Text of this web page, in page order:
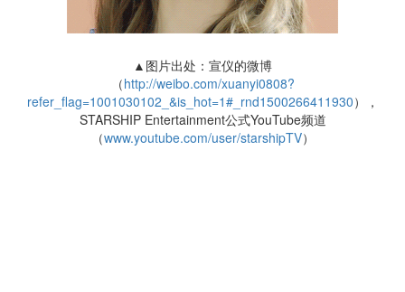
▲图片出处：宣仪的微博
（http://weibo.com/xuanyi0808?
refer_flag=1001030102_&is_hot=1#_rnd1500266411930），
STARSHIP Entertainment公式YouTube频道
（www.youtube.com/user/starshipTV）